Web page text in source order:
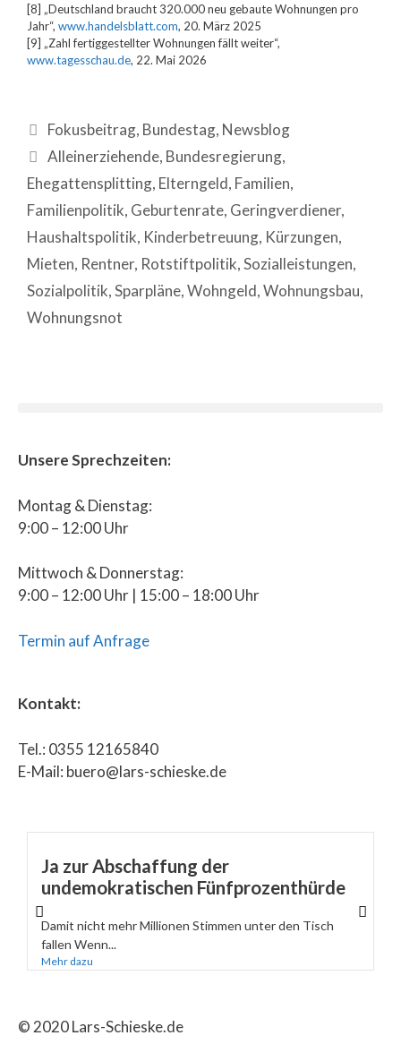
[8] „Deutschland braucht 320.000 neu gebaute Wohnungen pro
Jahr“, www.handelsblatt.com, 20. März 2025
[9] „Zahl fertiggestellter Wohnungen fällt weiter“,
www.tagesschau.de, 22. Mai 2026
Fokusbeitrag, Bundestag, Newsblog
Alleinerziehende, Bundesregierung,
Ehegattensplitting, Elterngeld, Familien,
Familienpolitik, Geburtenrate, Geringverdiener,
Haushaltspolitik, Kinderbetreuung, Kürzungen,
Mieten, Rentner, Rotstiftpolitik,Sozialleistungen,
Sozialpolitik,Sparpläne,Wohngeld,Wohnungsbau,
Wohnungsnot
Unsere Sprechzeiten:
Montag & Dienstag:
9:00 – 12:00 Uhr
Mittwoch & Donnerstag:
9:00 – 12:00 Uhr | 15:00 – 18:00 Uhr
Termin auf Anfrage
Kontakt:
Tel.: 0355 12165840
E-Mail: buero@lars-schieske.de
Ja zur Abschaffung der
undemokratischen Fünfprozenthürde
Damit nicht mehr Millionen Stimmen unter den Tisch
fallen Wenn...
Mehr dazu
© 2020 Lars-Schieske.de